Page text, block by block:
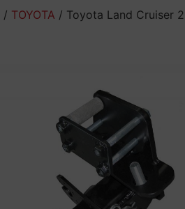
/ TOYOTA / Toyota Land Cruiser